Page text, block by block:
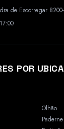
de Escorregar
POR
Olhão
Paderne